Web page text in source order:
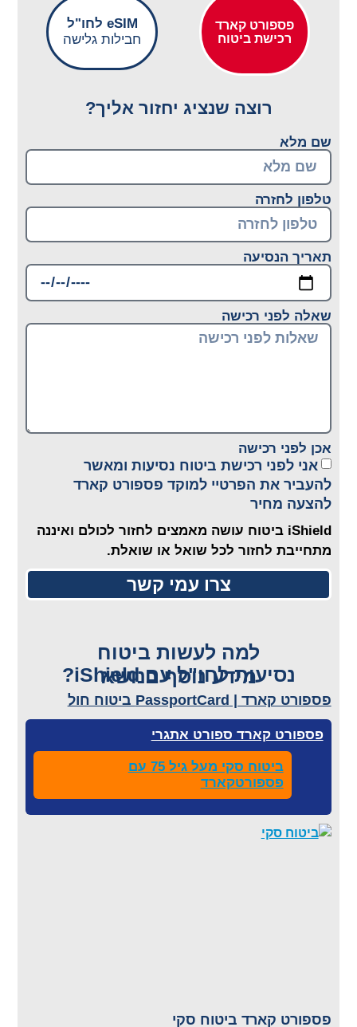
פספורט קארד
רכישת ביטוח
eSIM לחו"ל
חבילות גלישה
רוצה שנציג יחזור אליך?
שם מלא
טלפון לחזרה
תאריך הנסיעה
שאלה לפני רכישה
אכן לפני רכישה
אני לפני רכישת ביטוח נסיעות ומאשר
להעביר את הפרטיי למוקד פספורט קארד
להצעה מחיר
iShield ביטוח עושה מאמצים לחזור לכולם ואיננה
מתחייבת לחזור לכל שואל או שואלת.
צרו עמי קשר
למה לעשות ביטוח
נסיעות לחו"ל עם iShield?
מידע נוסף בנושא
פספורט קארד | PassportCard ביטוח חול
פספורט קארד ספורט אתגרי
ביטוח סקי מעל גיל 75 עם
פספורטקארד
פספורט קארד ביטוח סקי